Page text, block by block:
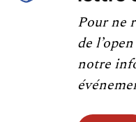
Pour ne
de
notre